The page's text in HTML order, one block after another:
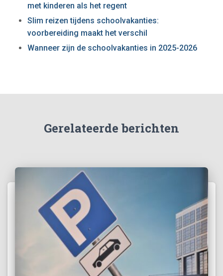
met kinderen als het regent
Slim reizen tijdens schoolvakanties:
voorbereiding maakt het verschil
Wanneer zijn de schoolvakanties in 2025-2026
Gerelateerde berichten